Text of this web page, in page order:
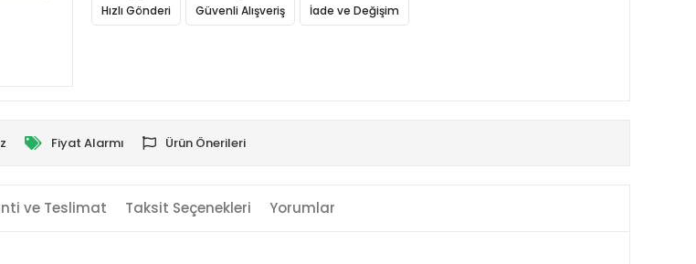
Hızlı Gönderi Güvenli Alışveriş İade ve Değişim
Fiyat Alarmı Ürün Önerileri
ve Teslimat Taksit Seçenekleri Yorumlar